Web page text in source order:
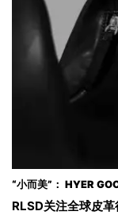
“小而美”： HYER
RLSD关注全球皮